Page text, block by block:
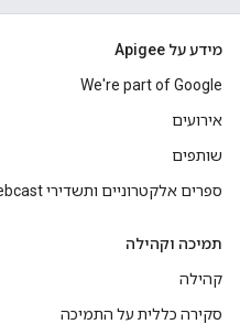
מידע על Apigee
We're part of Google
אירועים
שותפים
ספרים אלקטרוניים ותשדירי webcast
תמיכה וקהילה
קהילה
סקירה כללית על התמיכה